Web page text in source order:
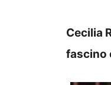
Cecilia
fascino